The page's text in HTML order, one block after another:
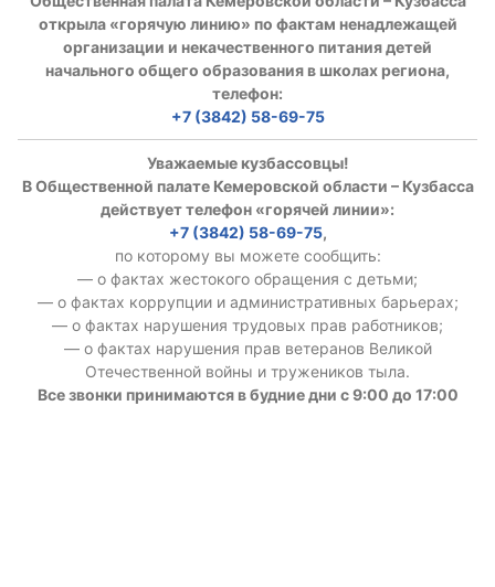
открыла «горячую линию» по фактам ненадлежащей
организации и некачественного питания детей
начального общего образования в школах региона,
телефон:
+7 (3842) 58-69-75
Уважаемые кузбассовцы!
В Общественной палате Кемеровской области – Кузбасса
действует телефон «горячей линии»:
+7 (3842) 58-69-75,
по которому вы можете сообщить:
— о фактах жестокого обращения с детьми;
— о фактах коррупции и административных барьерах;
— о фактах нарушения трудовых прав работников;
— о фактах нарушения прав ветеранов Великой
Отечественной войны и тружеников тыла.
Все звонки принимаются в будние дни с 9:00 до 17:00